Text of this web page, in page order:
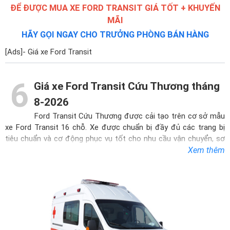
ĐỂ ĐƯỢC MUA XE FORD TRANSIT GIÁ TỐT + KHUYẾN
MÃI
HÃY GỌI NGAY CHO TRƯỞNG PHÒNG BÁN HÀNG
[Ads]- Giá xe Ford Transit
6 Giá xe Ford Transit Cứu Thương tháng
8-2026
Ford Transit Cứu Thương được cải tạo trên cơ sở mẫu
xe Ford Transit 16 chỗ. Xe được chuẩn bị đầy đủ các trang bị
tiêu chuẩn và cơ động phục vụ tốt cho nhu cầu vận chuyển, sơ
cấp cứu bệnh nhân. Sở hữu thiết kế ấn tượng, tổng thể thông
Diện mạo xe nổi bật với kiểu dáng cao dài mạnh mẽ và đầy chắc
chắn. Ford Transit cứu thương được tạo nên từ chất liệu ưu
việt, vật liệu thép không gỉ phủ sơn trắng. Sử dụng hệ thống đèn
Halogen giúp việc vận chuyển bệnh nhân tốt hơn, nhất là vào
Xem thêm